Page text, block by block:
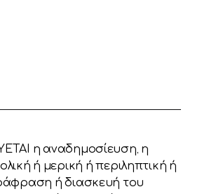
η αναδημοσίευση, η
ή μερική ή περιληπτική ή
ή διασκευή του